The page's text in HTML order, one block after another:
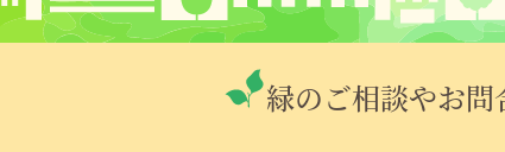
緑のご相談やお